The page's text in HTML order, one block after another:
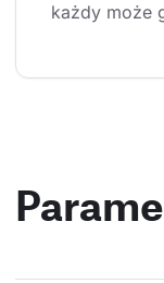
każdy może